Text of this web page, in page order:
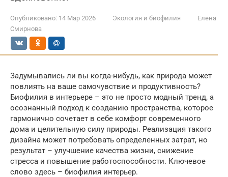
Опубликовано: 14 Мар 2026 Экология и биофилия
Елена
Смирнова
Задумывались ли вы когда-нибудь, как природа может
повлиять на ваше самочувствие и продуктивность?
Биофилия в интерьере – это не просто модный тренд, а
осознанный подход к созданию пространства, которое
гармонично сочетает в себе комфорт современного
дома и целительную силу природы. Реализация такого
дизайна может потребовать определенных затрат, но
результат – улучшение качества жизни, снижение
стресса и повышение работоспособности. Ключевое
слово здесь – биофилия интерьер.